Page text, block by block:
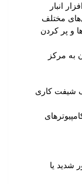
انبار
مختلف
و پر کردن
به مرکز
شیفت کاری
شدید یا